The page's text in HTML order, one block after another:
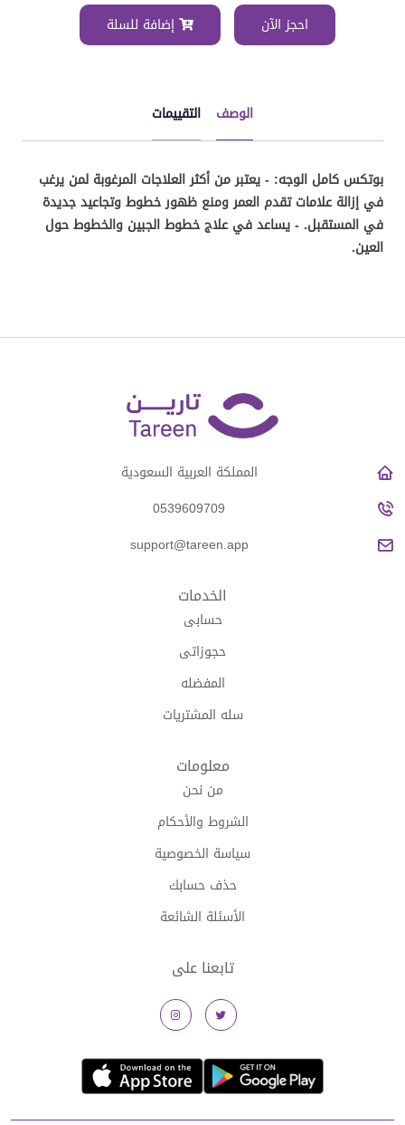
احجز الآن إضافة للسلة
الوصف التقييمات
بوتكس كامل الوجه: - يعتبر من أكثر العلاجات المرغوبة لمن يرغب
في إزالة علامات تقدم العمر ومنع ظهور خطوط وتجاعيد جديدة
في المستقبل. - يساعد في علاج خطوط الجبين والخطوط حول
العين.
المملكة العربية السعودية
0539609709
support@tareen.app
الخدمات
حسابى
حجوزاتى
المفضله
سله المشتريات
معلومات
من نحن
الشروط والأحكام
سياسة الخصوصية
حذف حسابك
الأسئلة الشائعة
تابعنا على